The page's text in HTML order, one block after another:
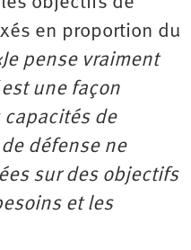
en proportion du
pense vraiment
une façon
capacités de
défense ne
sur des objectifs
et les